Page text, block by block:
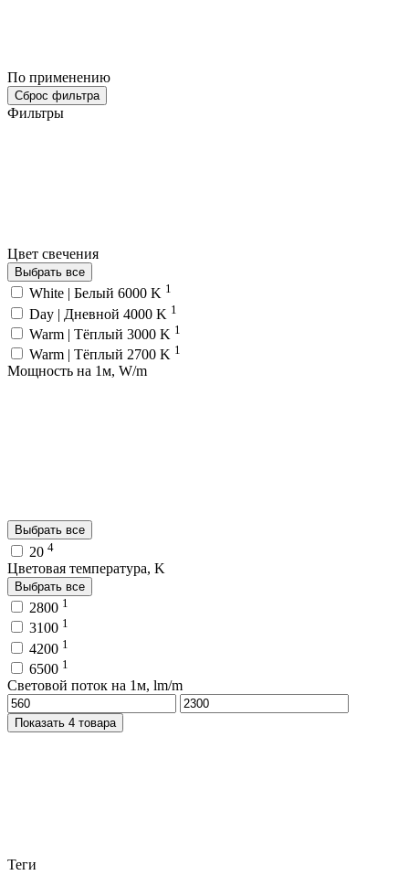
По применению
Сброс фильтра
Фильтры
Цвет свечения
Выбрать все
White | Белый 6000 K 1
Day | Дневной 4000 K 1
Warm | Тёплый 3000 K 1
Warm | Тёплый 2700 K 1
Мощность на 1м, W/m
Выбрать все
20 4
Цветовая температура, K
Выбрать все
2800 1
3100 1
4200 1
6500 1
Световой поток на 1м, lm/m
Показать 4 товара
Теги